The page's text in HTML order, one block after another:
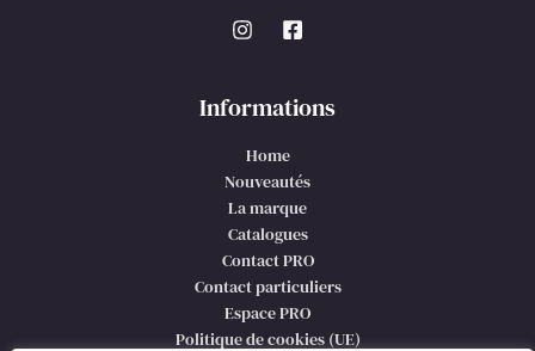
Informations
Home
Nouveautés
La marque
Catalogues
Contact PRO
Contact particuliers
Espace PRO
Politique de cookies (UE)